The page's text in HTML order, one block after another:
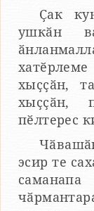
Ҫак
ушкӑн
хыҫҫӑн,
хыҫҫӑн,
пӗлтерес
эсир те